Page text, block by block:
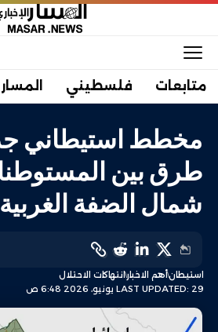
متابعات فلسطيني المسار
مخطط استيطاني
طرق بين
شمال الضفة الغربية
LAST UPDATED: 29 يونيو، 2026 6:48 ص
استيطانأهم الاخبارانتهاكات الاحتلال